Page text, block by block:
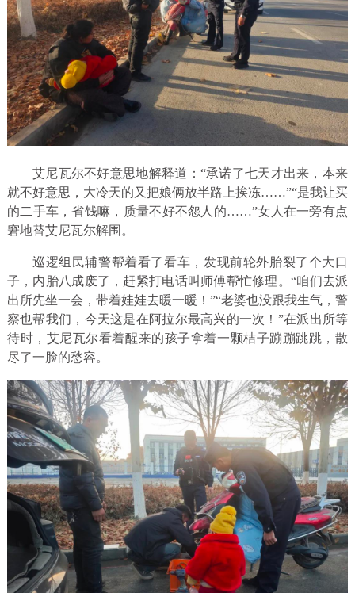
艾尼瓦尔不好意思地解释道：“承诺了七天才出来，本来
就不好意思，大冷天的又把娘俩放半路上挨冻……”“是我让买
的二手车，省钱嘛，质量不好不怨人的……”女人在一旁有点
窘地替艾尼瓦尔解围。
巡逻组民辅警帮着看了看车，发现前轮外胎裂了个大口
子，内胎八成废了，赶紧打电话叫师傅帮忙修理。“咱们去派
出所先坐一会，带着娃娃去暖一暖！”“老婆也没跟我生气，警
察也帮我们，今天这是在阿拉尔最高兴的一次！”在派出所等
待时，艾尼瓦尔看着醒来的孩子拿着一颗桔子蹦蹦跳跳，散
尽了一脸的愁容。